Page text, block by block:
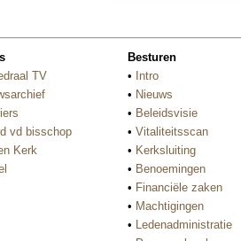
TV
vd bisschop
Kerk
Besturen
• Intro
• Nieuws
• Beleidsvisie
• Vitaliteitsscan
• Kerksluiting
• Benoemingen
• Financiële zaken
• Machtigingen
• Ledenadministratie